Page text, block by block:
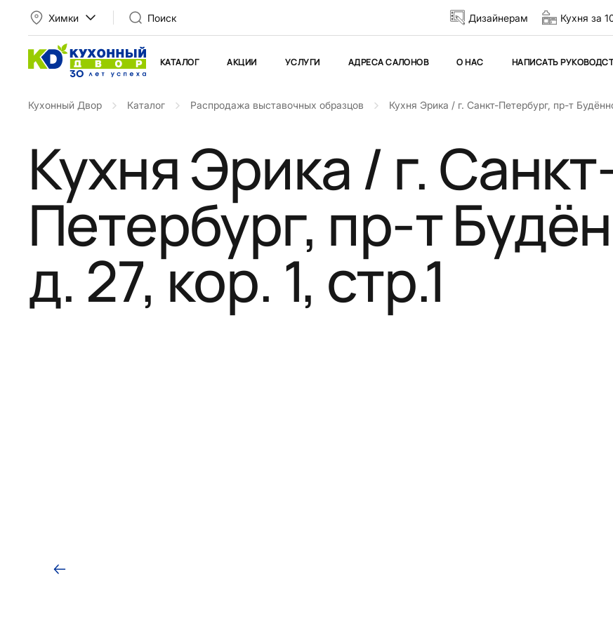
Химки Поиск Дизайнерам Кухня за
КАТАЛОГ АКЦИИ УСЛУГИ АДРЕСА САЛОНОВ О НАС НАПИСАТЬ
Кухонный Двор Каталог Распродажа выставочных образцов Кухня Эрика / г. Санкт-Петербург, пр-т
Кухня Эрика / г.
Петербург, пр-т
д. 27, кор. 1, стр.1